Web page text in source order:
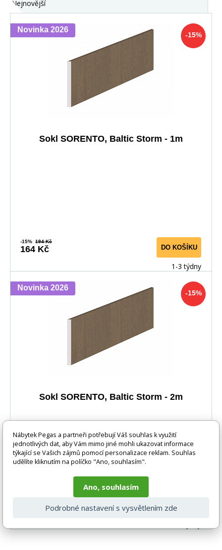
Nejnovější
-15%
Novinka 2026
Sokl SORENTO, Baltic Storm - 1m
-15% 194 Kč
164 Kč DO KOŠÍKU
1-3 týdny
-15%
Novinka 2026
Sokl SORENTO, Baltic Storm - 2m
328 Kč DO KOŠÍKU
Nábytek Pegas a partneři potřebují Váš souhlas k využití
jednotlivých dat, aby Vám mimo jiné mohli ukazovat informace
týkající se Vašich zájmů pomocí personalizace reklam. Souhlas
udělíte kliknutím na políčko "Ano, souhlasím".
Ano, souhlasím
Podrobné nastavení s vysvětlením zde